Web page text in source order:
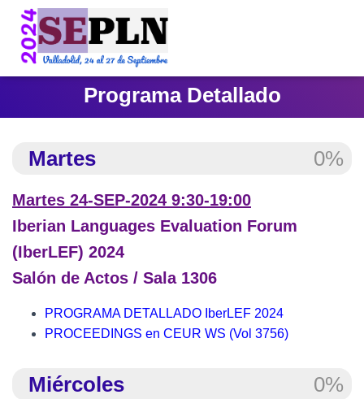
Programa Detallado
Martes 0%
Martes 24-SEP-2024 9:30-19:00
Iberian Languages Evaluation Forum
(IberLEF) 2024
Salón de Actos / Sala 1306
PROGRAMA DETALLADO IberLEF 2024
PROCEEDINGS en CEUR WS (Vol 3756)
Miércoles 0%